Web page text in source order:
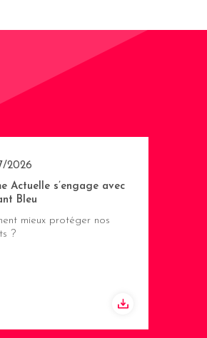
2026
Actuelle s’engage avec
Bleu
mieux protéger nos
?